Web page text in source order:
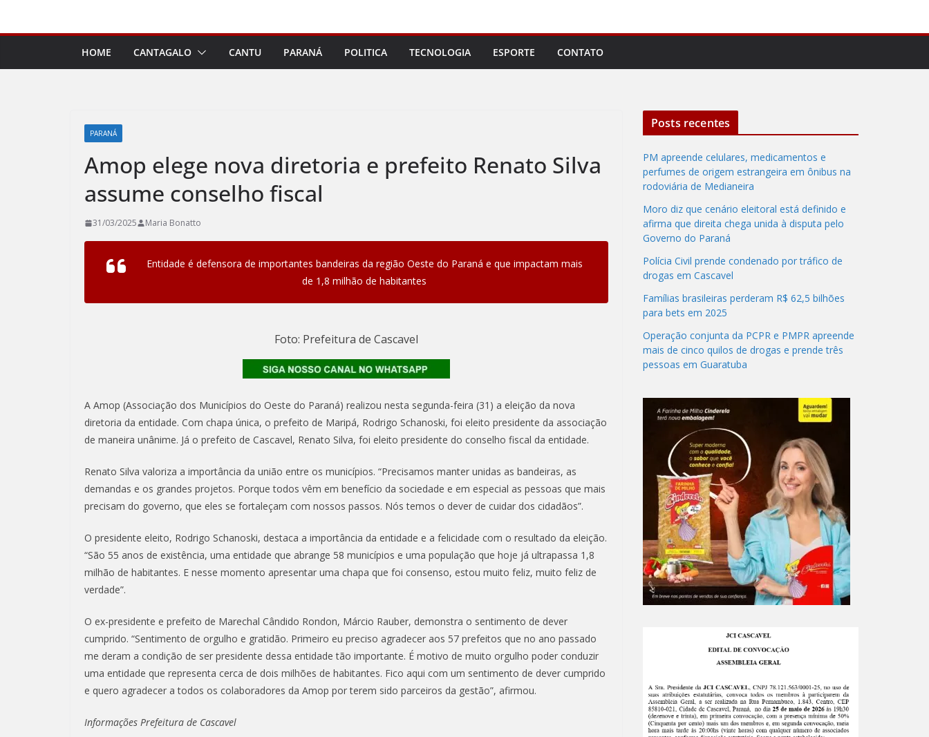
conteúdo
HOME CANTAGALO CANTU PARANÁ POLITICA TECNOLOGIA ESPORTE CONTATO
PARANÁ
Amop elege nova diretoria e prefeito Renato Silva
assume conselho fiscal
31/03/2025 Maria Bonatto
Entidade é defensora de importantes bandeiras da região Oeste do Paraná e que impactam mais
de 1,8 milhão de habitantes
Foto: Prefeitura de Cascavel
A Amop (Associação dos Municípios do Oeste do Paraná) realizou nesta segunda-feira (31) a eleição da nova
diretoria da entidade. Com chapa única, o prefeito de Maripá, Rodrigo Schanoski, foi eleito presidente da associação
de maneira unânime. Já o prefeito de Cascavel, Renato Silva, foi eleito presidente do conselho fiscal da entidade.
Renato Silva valoriza a importância da união entre os municípios. “Precisamos manter unidas as bandeiras, as
demandas e os grandes projetos. Porque todos vêm em benefício da sociedade e em especial as pessoas que mais
precisam do governo, que eles se fortaleçam com nossos passos. Nós temos o dever de cuidar dos cidadãos”.
O presidente eleito, Rodrigo Schanoski, destaca a importância da entidade e a felicidade com o resultado da eleição.
“São 55 anos de existência, uma entidade que abrange 58 municípios e uma população que hoje já ultrapassa 1,8
milhão de habitantes. E nesse momento apresentar uma chapa que foi consenso, estou muito feliz, muito feliz de
verdade”.
O ex-presidente e prefeito de Marechal Cândido Rondon, Márcio Rauber, demonstra o sentimento de dever
cumprido. “Sentimento de orgulho e gratidão. Primeiro eu preciso agradecer aos 57 prefeitos que no ano passado
me deram a condição de ser presidente dessa entidade tão importante. É motivo de muito orgulho poder conduzir
uma entidade que representa cerca de dois milhões de habitantes. Fico aqui com um sentimento de dever cumprido
e quero agradecer a todos os colaboradores da Amop por terem sido parceiros da gestão”, afirmou.
Informações Prefeitura de Cascavel
Posts recentes
PM apreende celulares, medicamentos e
perfumes de origem estrangeira em ônibus na
rodoviária de Medianeira
Moro diz que cenário eleitoral está definido e
afirma que direita chega unida à disputa pelo
Governo do Paraná
Polícia Civil prende condenado por tráfico de
drogas em Cascavel
Famílias brasileiras perderam R$ 62,5 bilhões
para bets em 2025
Operação conjunta da PCPR e PMPR apreende
mais de cinco quilos de drogas e prende três
pessoas em Guaratuba